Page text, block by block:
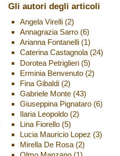
Gli autori degli articoli
Angela Virelli(2)
Annagrazia Sarro(6)
Arianna Fontanelli(1)
Caterina Castagnola(24)
Dorotea Petriglieri(5)
Erminia Benvenuto(2)
Fina Gibaldi(2)
Gabriele Monte(43)
Giuseppina Pignataro(6)
Ilaria Leopoldo(2)
Lina Fiorello(5)
Lucia Mauricio Lopez (3)
Mirella De Rosa(2)